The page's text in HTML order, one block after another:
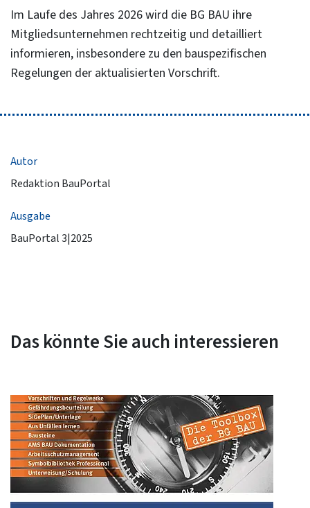
Im Laufe des Jahres 2026 wird die BG BAU ihre
Mitgliedsunternehmen rechtzeitig und detailliert
informieren, insbesondere zu den bauspezifischen
Regelungen der aktualisierten Vorschrift.
Autor
Redaktion BauPortal
Ausgabe
BauPortal 3|2025
Das könnte Sie auch interessieren